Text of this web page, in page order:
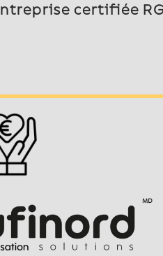
certifiée